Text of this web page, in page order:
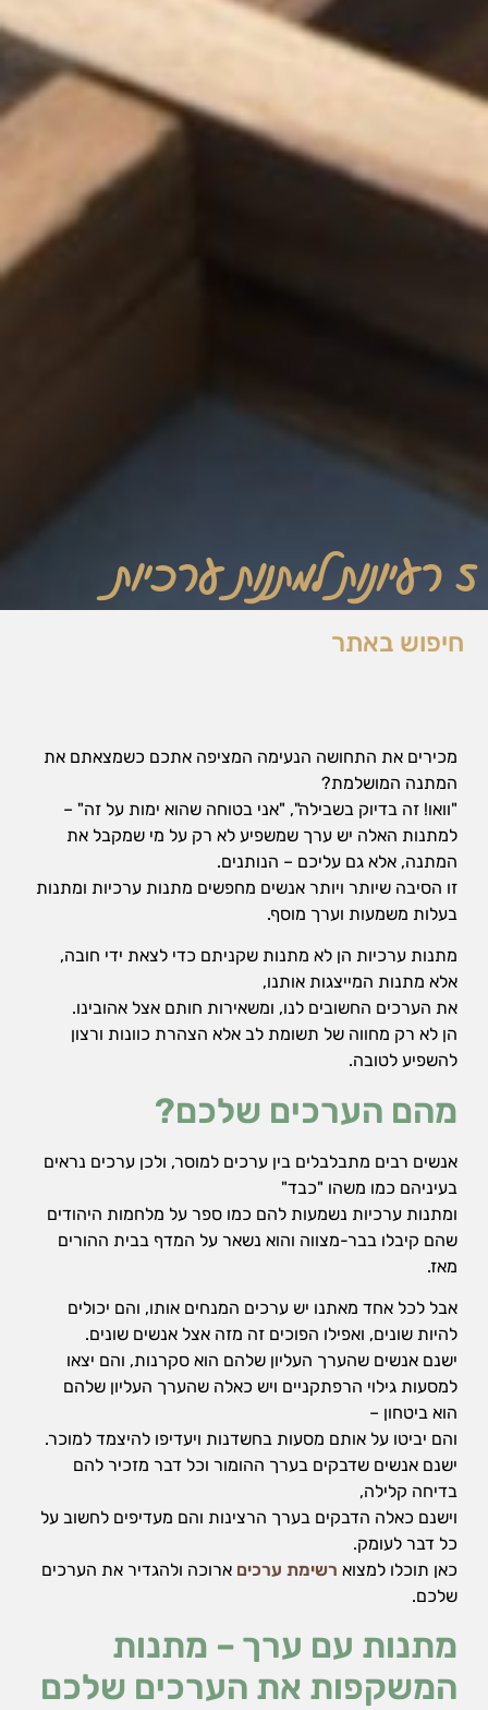
5 רעיונות למתנות ערכיות
חיפוש באתר
מכירים את התחושה הנעימה המציפה אתכם כשמצאתם את
המתנה המושלמת?
"וואו! זה בדיוק בשבילה", "אני בטוחה שהוא ימות על זה" –
למתנות האלה יש ערך שמשפיע לא רק על מי שמקבל את
המתנה, אלא גם עליכם – הנותנים.
זו הסיבה שיותר ויותר אנשים מחפשים מתנות ערכיות ומתנות
בעלות משמעות וערך מוסף.
מתנות ערכיות הן לא מתנות שקניתם כדי לצאת ידי חובה,
אלא מתנות המייצגות אותנו,
את הערכים החשובים לנו, ומשאירות חותם אצל אהובינו.
הן לא רק מחווה של תשומת לב אלא הצהרת כוונות ורצון
להשפיע לטובה.
מהם הערכים שלכם?
אנשים רבים מתבלבלים בין ערכים למוסר, ולכן ערכים נראים
בעיניהם כמו משהו "כבד"
ומתנות ערכיות נשמעות להם כמו ספר על מלחמות היהודים
שהם קיבלו בבר-מצווה והוא נשאר על המדף בבית ההורים
מאז.
אבל לכל אחד מאתנו יש ערכים המנחים אותו, והם יכולים
להיות שונים, ואפילו הפוכים זה מזה אצל אנשים שונים.
ישנם אנשים שהערך העליון שלהם הוא סקרנות, והם יצאו
למסעות גילוי הרפתקניים ויש כאלה שהערך העליון שלהם
הוא ביטחון –
והם יביטו על אותם מסעות בחשדנות ויעדיפו להיצמד למוכר.
ישנם אנשים שדבקים בערך ההומור וכל דבר מזכיר להם
בדיחה קלילה,
וישנם כאלה הדבקים בערך הרצינות והם מעדיפים לחשוב על
כל דבר לעומק.
כאן תוכלו למצוא רשימת ערכים ארוכה ולהגדיר את הערכים
שלכם.
מתנות עם ערך – מתנות
המשקפות את הערכים שלכם